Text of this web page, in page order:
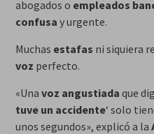
abogados o empleados
confusa y urgente.
Muchas estafas ni siquiera
voz perfecto.
«Una voz angustiada que
tuve un accidente‘ solo
unos segundos», explicó a la